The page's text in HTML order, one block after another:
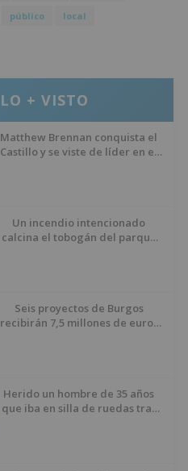
público
local
LO + VISTO
Matthew Brennan conquista el
Castillo y se viste de líder en el
Un incendio intencionado
calcina el tobogán del parque
Seis proyectos de Burgos
recibirán 7,5 millones de euros
Herido un hombre de 35 años
que iba en silla de ruedas tras